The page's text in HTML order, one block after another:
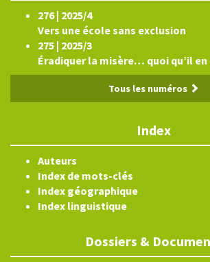
276 | 2025/4
Vers une école sans exclusion
275 | 2025/3
Éradiquer la misère… quoi qu’il en
Tous les numéros
Index
Auteurs
Index de mots-clés
Index géographique
Index linguistique
Dossiers &